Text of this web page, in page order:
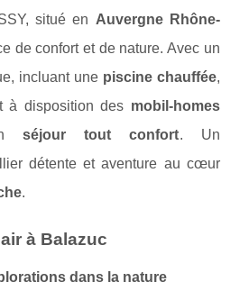
situé en Auvergne Rhône-
de confort et de nature. Avec un
incluant une piscine chauffée,
à disposition des mobil-homes
séjour tout confort. Un
détente et aventure au cœur
.
à Balazuc
dans la nature